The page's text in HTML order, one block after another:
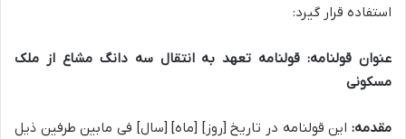
استفاده قرار گیرد:
عنوان قولنامه: قولنامه تعهد به انتقال سه دانگ مشاع از ملک
مسکونی
مقدمه: این قولنامه در تاریخ [روز] [ماه] [سال] فی مابین طرفین ذیل